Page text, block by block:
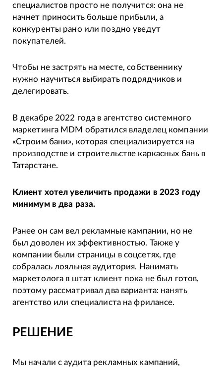
специалистов просто не получится: она не
начнет приносить больше прибыли, а
конкуренты рано или поздно уведут
покупателей.
Чтобы не застрять на месте, собственнику
нужно научиться выбирать подрядчиков и
делегировать.
В декабре 2022 года в агентство системного
маркетинга MDM обратился владелец компании
«Строим бани», которая специализируется на
производстве и строительстве каркасных бань в
Татарстане.
Клиент хотел увеличить продажи в 2023 году
минимум в два раза.
Ранее он сам вел рекламные кампании, но не
был доволен их эффективностью. Также у
компании были страницы в соцсетях, где
собралась лояльная аудитория. Нанимать
маркетолога в штат клиент пока не был готов,
поэтому рассматривал два варианта: нанять
агентство или специалиста на фрилансе.
РЕШЕНИЕ
Мы начали с аудита рекламных кампаний,